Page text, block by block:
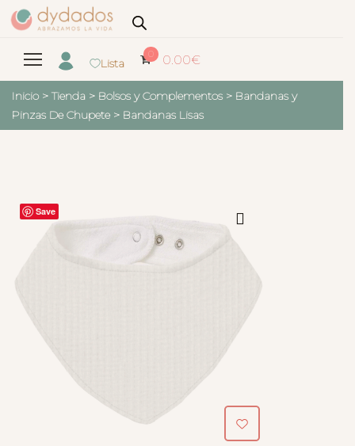
Lista
0 0.00€
Inicio > Tienda > Bolsos y Complementos > Bandanas y
Pinzas De Chupete > Bandanas Lisas
Save